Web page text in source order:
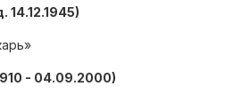
14.12.1945)
- 04.09.2000)